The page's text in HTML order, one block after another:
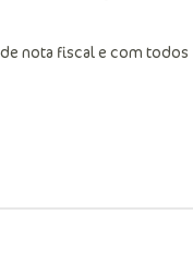
nota fiscal e com todos